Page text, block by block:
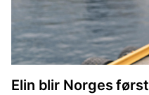
Elin blir Norges